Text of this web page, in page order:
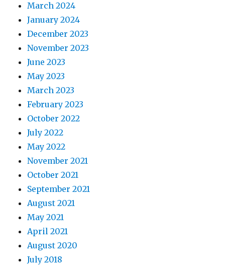
March 2024
January 2024
December 2023
November 2023
June 2023
May 2023
March 2023
February 2023
October 2022
July 2022
May 2022
November 2021
October 2021
September 2021
August 2021
May 2021
April 2021
August 2020
July 2018